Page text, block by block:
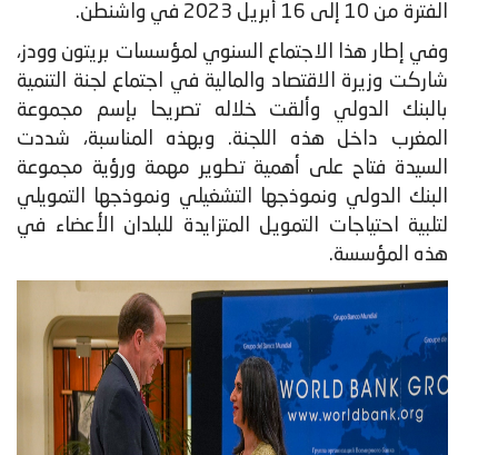
الفترة من 10 إلى 16 أبريل 2023 في واشنطن.
وفي إطار هذا الاجتماع السنوي لمؤسسات بريتون وودز،
شاركت وزيرة الاقتصاد والمالية في اجتماع لجنة التنمية
بالبنك الدولي وألقت خلاله تصريحا بإسم مجموعة
المغرب داخل هذه اللجنة. وبهذه المناسبة، شددت
السيدة فتاح على أهمية تطوير مهمة ورؤية مجموعة
البنك الدولي ونموذجها التشغيلي ونموذجها التمويلي
لتلبية احتياجات التمويل المتزايدة للبلدان الأعضاء في
هذه المؤسسة.